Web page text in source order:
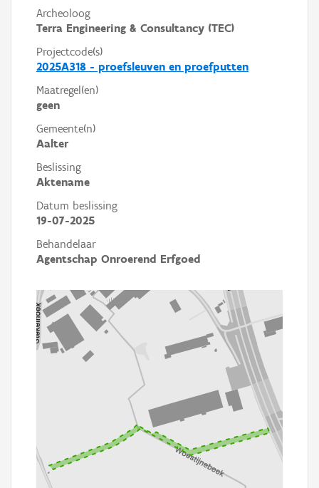
Archeoloog
Terra Engineering & Consultancy (TEC)
Projectcode(s)
2025A318 - proefsleuven en proefputten
Maatregel(en)
geen
Gemeente(n)
Aalter
Beslissing
Aktename
Datum beslissing
19-07-2025
Behandelaar
Agentschap Onroerend Erfgoed